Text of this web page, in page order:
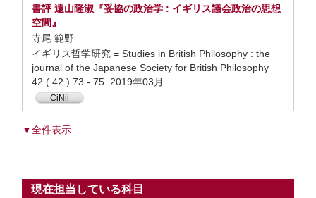
書評 遠山隆淑『妥協の政治学 : イギリス議会政治の思想
空間』
寺尾 範野
イギリス哲学研究 = Studies in British Philosophy : the
journal of the Japanese Society for British Philosophy
42 ( 42 ) 73 - 75 2019年03月
CiNii
▼全件表示
現在担当している科目